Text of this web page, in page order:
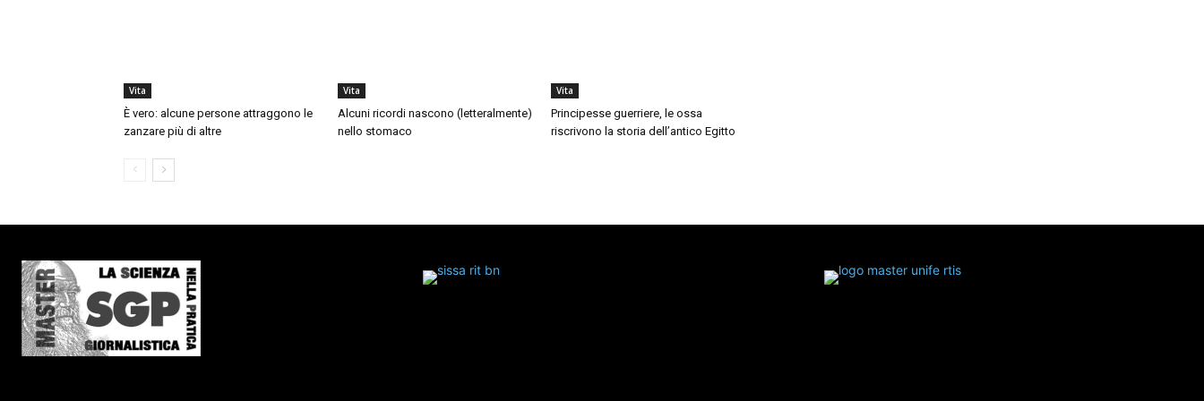
Vita
È vero: alcune persone attraggono le
zanzare più di altre
Vita
Alcuni ricordi nascono (letteralmente)
nello stomaco
Vita
Principesse guerriere, le ossa
riscrivono la storia dell’antico Egitto